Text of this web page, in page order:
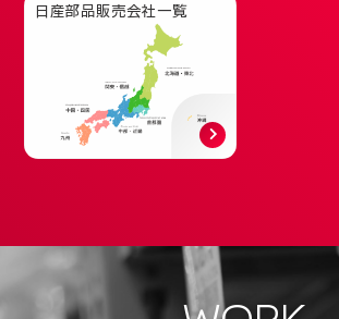
日産部品販売会社一覧